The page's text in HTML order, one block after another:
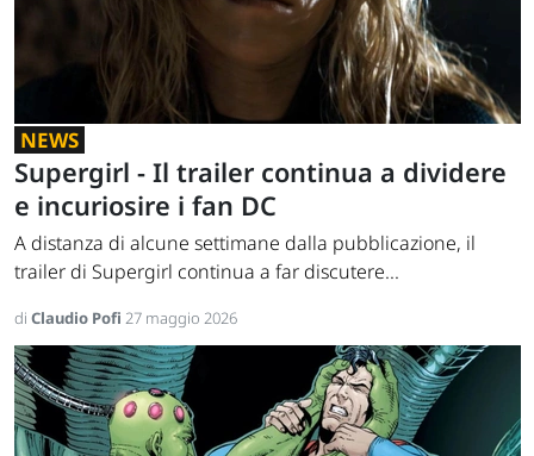
NEWS
Supergirl - Il trailer continua a dividere
e incuriosire i fan DC
A distanza di alcune settimane dalla pubblicazione, il
trailer di Supergirl continua a far discutere...
di Claudio Pofi 27 maggio 2026